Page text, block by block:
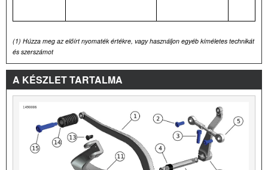
(1) Húzza meg az előírt nyomaték értékre, vagy használjon egyéb kíméletes technikát
és szerszámot
A KÉSZLET TARTALMA